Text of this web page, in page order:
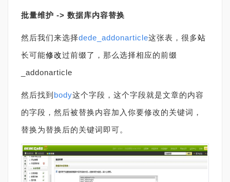
批量维护 -> 数据库内容替换
然后我们来选择dede_addonarticle这张表，很多站
长可能修改过前缀了，那么选择相应的前缀
_addonarticle
然后找到 body这个字段，这个字段就是文章的内容
的字段，然后被替换内容加入你要修改的关键词，
替换为替换后的关键词即可。